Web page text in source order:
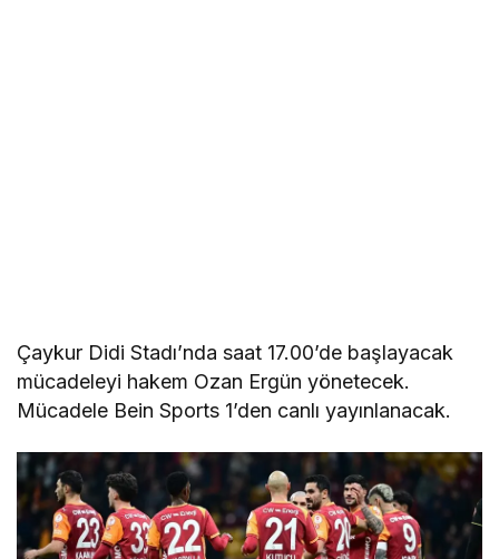
Çaykur Didi Stadı’nda saat 17.00’de başlayacak
mücadeleyi hakem Ozan Ergün yönetecek.
Mücadele Bein Sports 1’den canlı yayınlanacak.